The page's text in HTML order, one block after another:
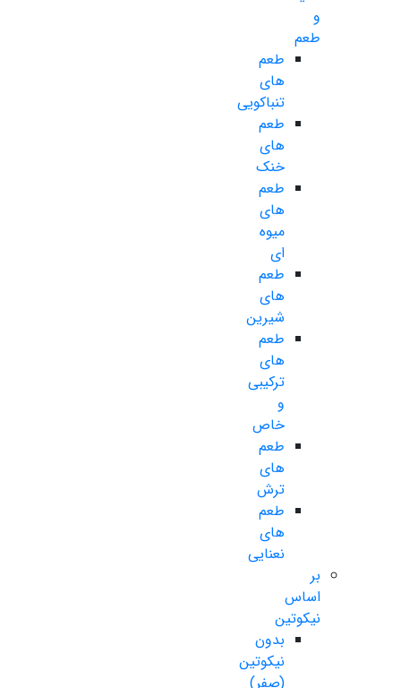
و
طعم
طعم
های
تنباکویی
طعم
های
خنک
طعم
های
میوه
ای
طعم
های
شیرین
طعم
های
ترکیبی
و
خاص
طعم
های
ترش
طعم
های
نعنایی
بر
اساس
نیکوتین
بدون
نیکوتین
(صفر)